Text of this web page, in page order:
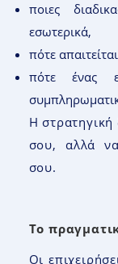
ποιες
εσωτερικά,
πότε
πότε ένας
Η στρατηγική
σου, αλλά
σου.
Το
Οι